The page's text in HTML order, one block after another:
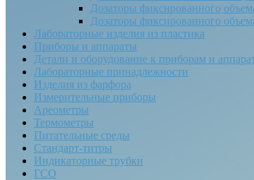
Дозаторы фиксированного
Дозаторы фиксированного
Лабораторные изделия из пластика
Приборы и аппараты
Детали и оборудование к приборам и
Лабораторные принадлежности
Изделия из фарфора
Измерительные приборы
Ареометры
Термометры
Питательные среды
Стандарт-титры
Индикаторные трубки
ГСО